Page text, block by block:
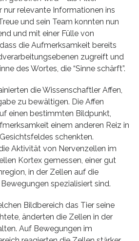
nur relevante Informationen ins
und sein Team konnten nun
und mit einer Fülle von
die Aufmerksamkeit bereits
zugreift und
des Wortes, die “Sinne schärft”.
die Wissenschaftler Affen,
zu bewältigen. Die Affen
einen bestimmten Bildpunkt,
einem anderen Reiz in
schenkten.
Aktivität von Nervenzellen im
Kortex gemessen, einer gut
in der Zellen auf die
spezialisiert sind.
Bildbereich das Tier seine
änderten die Zellen in der
Auf Bewegungen im